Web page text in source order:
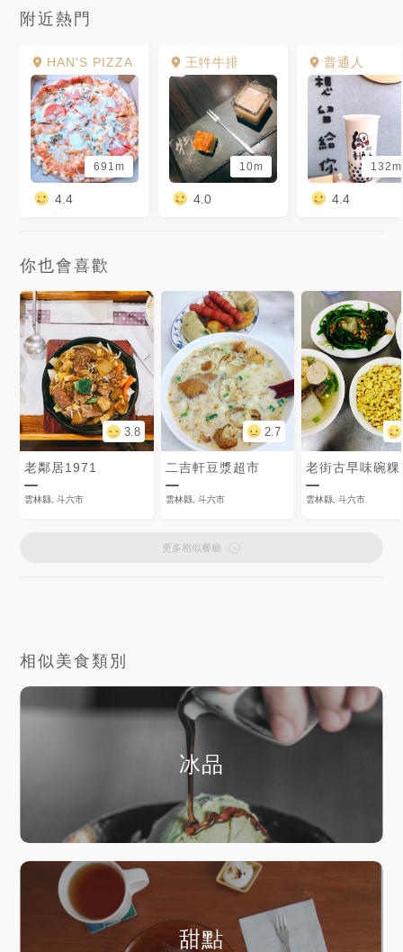
附近熱門
HAN'S PIZZA
691m
4.4
王牪牛排
10m
4.0
普通人
132m
4.4
你也會喜歡
3.8
老鄰居1971
雲林縣, 斗六市
2.7
二吉軒豆漿超市
雲林縣, 斗六市
老街古早味碗粿
雲林縣, 斗六市
更多相似餐廳
相似美食類別
冰品
甜點